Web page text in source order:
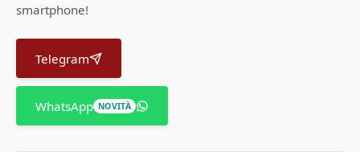
smartphone!
Telegram
WhatsApp NOVITÀ